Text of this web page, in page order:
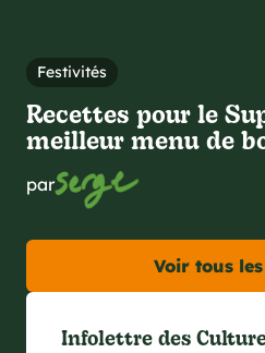
Festivités
Recettes pour le
meilleur menu de
par
Voir tous
Infolettre des